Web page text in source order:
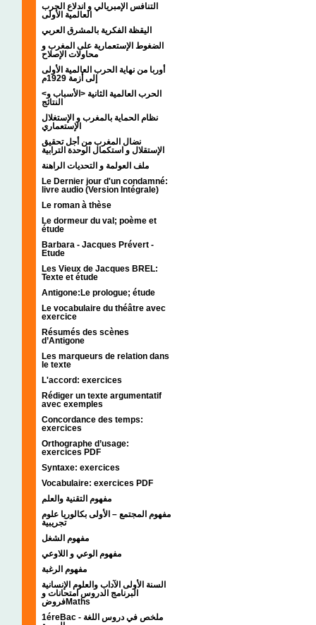
التنافس الإمبريالي و اندلاع الحرب
العالمية الأولى
اليقظة الفكرية بالمشرق العربي
الضغوط الإستعمارية على المغرب و
محاولات الإصلاح
أوربا من نهاية الحرب العالمية الأولى
إلى أزمة 1929م
<الحرب العالمية الثانية <الأسباب و
النتائج
نظام الحماية بالمغرب و الإستغلال
الإستعماري
نضال المغرب من أجل تحقيق
الإستقلال و استكمال الوحدة الترابية
ملف العولمة و التحديات الراهنة
Le Dernier jour d'un condamné:
livre audio (Version Intégrale)
Le roman à thèse
Le dormeur du val; poème et
étude
Barbara - Jacques Prévert -
Etude
Les Vieux de Jacques BREL:
Texte et étude
Antigone:Le prologue; étude
Le vocabulaire du théâtre avec
exercice
Résumés des scènes
d’Antigone
Les marqueurs de relation dans
le texte
L'accord: exercices
Rédiger un texte argumentatif
avec exemples
Concordance des temps:
exercices
Orthographe d’usage:
exercices PDF
Syntaxe: exercices
Vocabulaire: exercices PDF
مفهوم التقنية والعلم
مفهوم المجتمع – الأولى بكالوريا علوم
تجريبية
مفهوم الشغل
مفهوم الوعي و اللاوعي
مفهوم الرغبة
السنة الأولى الآداب والعلوم الإنسانية
البرنامج الدروس امتحانات و
فروضMaths
1éreBac - ملخص في دروس اللغة